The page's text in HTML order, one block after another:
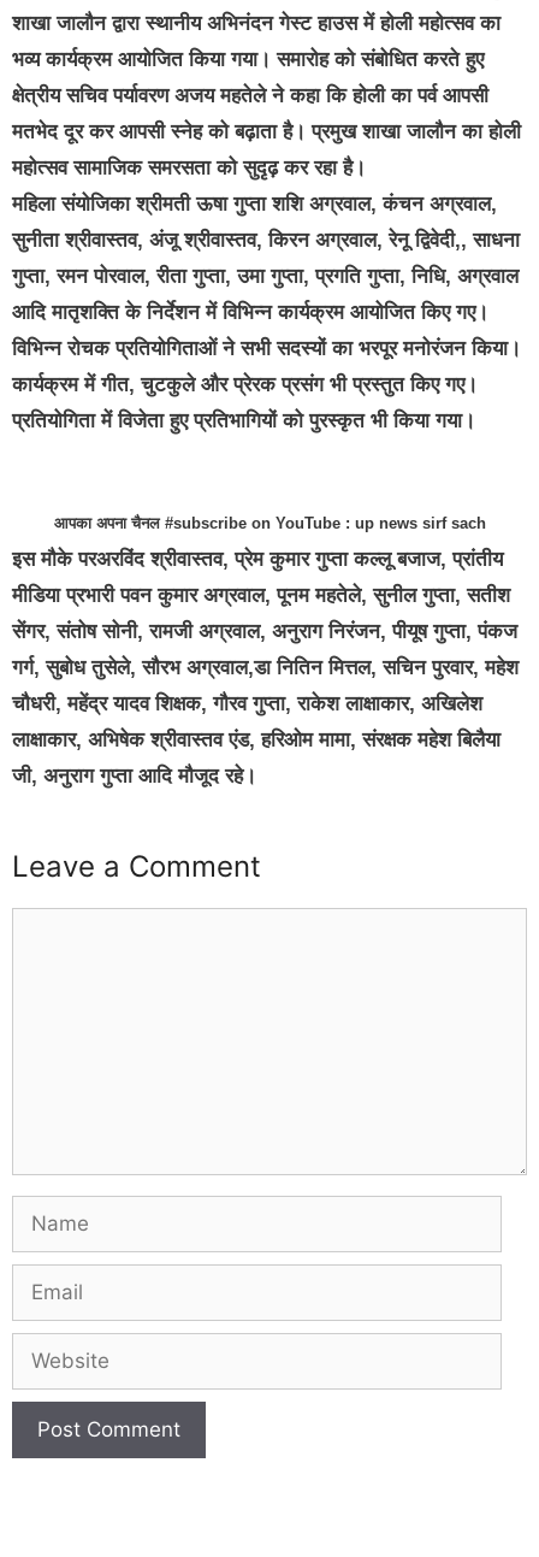
शाखा जालौन द्वारा स्थानीय अभिनंदन गेस्ट हाउस में होली महोत्सव का
भव्य कार्यक्रम आयोजित किया गया। समारोह को संबोधित करते हुए
क्षेत्रीय सचिव पर्यावरण अजय महतेले ने कहा कि होली का पर्व आपसी
मतभेद दूर कर आपसी स्नेह को बढ़ाता है। प्रमुख शाखा जालौन का होली
महोत्सव सामाजिक समरसता को सुदृढ़ कर रहा है।
महिला संयोजिका श्रीमती ऊषा गुप्ता शशि अग्रवाल, कंचन अग्रवाल,
सुनीता श्रीवास्तव, अंजू श्रीवास्तव, किरन अग्रवाल, रेनू द्विवेदी,, साधना
गुप्ता, रमन पोरवाल, रीता गुप्ता, उमा गुप्ता, प्रगति गुप्ता, निधि, अग्रवाल
आदि मातृशक्ति के निर्देशन में विभिन्न कार्यक्रम आयोजित किए गए।
विभिन्न रोचक प्रतियोगिताओं ने सभी सदस्यों का भरपूर मनोरंजन किया।
कार्यक्रम में गीत, चुटकुले और प्रेरक प्रसंग भी प्रस्तुत किए गए।
प्रतियोगिता में विजेता हुए प्रतिभागियों को पुरस्कृत भी किया गया।
आपका अपना चैनल #subscribe on YouTube : up news sirf sach
इस मौके परअरविंद श्रीवास्तव, प्रेम कुमार गुप्ता कल्लू बजाज, प्रांतीय
मीडिया प्रभारी पवन कुमार अग्रवाल, पूनम महतेले, सुनील गुप्ता, सतीश
सेंगर, संतोष सोनी, रामजी अग्रवाल, अनुराग निरंजन, पीयूष गुप्ता, पंकज
गर्ग, सुबोध तुसेले, सौरभ अग्रवाल,डा नितिन मित्तल, सचिन पुरवार, महेश
चौधरी, महेंद्र यादव शिक्षक, गौरव गुप्ता, राकेश लाक्षाकार, अखिलेश
लाक्षाकार, अभिषेक श्रीवास्तव एंड, हरिओम मामा, संरक्षक महेश बिलैया
जी, अनुराग गुप्ता आदि मौजूद रहे।
Leave a Comment